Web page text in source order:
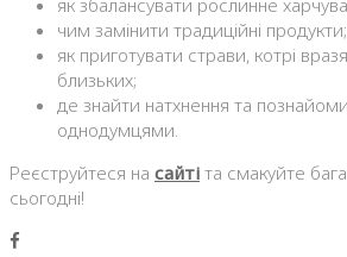
чим замінити традиційні продукти;
як приготувати страви, котрі
близьких;
де знайти натхнення та
однодумцями.
Реєструйтеся на сайті та смакуйте
сьогодні!